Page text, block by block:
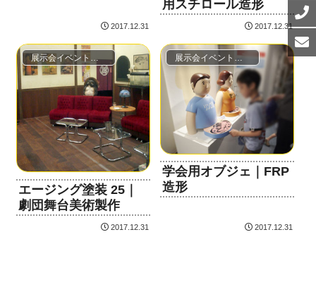
2017.12.31
用スチロール造形
2017.12.31
展示会イベント・映像舞台セット
エージング塗装 25｜
劇団舞台美術製作
2017.12.31
展示会イベント・映像舞台セット
学会用オブジェ｜FRP
造形
2017.12.31